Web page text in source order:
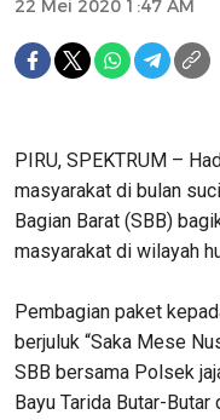
22 Mei 2020 1:47 AM
PIRU, SPEKTRUM –
masyarakat di bulan
Bagian Barat (SBB)
masyarakat di wilayah
Pembagian paket
berjuluk “Saka Mese
SBB bersama Polsek
Bayu Tarida Butar-